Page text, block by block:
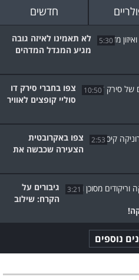
חדשים
5:30
לא תאמינו לאיזה גובה
מגיע המגדל המדהים
10:50
צפו בחברי סירק דו
סוליי קופצים לאוויר
2:53
צפו באקרובטית
הצעירה שכבשה את
3:21
גיבורים על
הקרח: שילוב
נוספים